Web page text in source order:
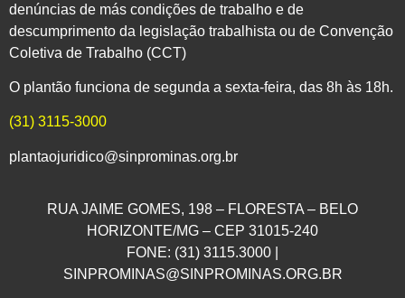
denúncias de más condições de trabalho e de
descumprimento da legislação trabalhista ou de Convenção
Coletiva de Trabalho (CCT)
O plantão funciona de segunda a sexta-feira, das 8h às 18h.
(31) 3115-3000
plantaojuridico@sinprominas.org.br
RUA JAIME GOMES, 198 – FLORESTA – BELO
HORIZONTE/MG – CEP 31015-240
FONE: (31) 3115.3000 |
SINPROMINAS@SINPROMINAS.ORG.BR